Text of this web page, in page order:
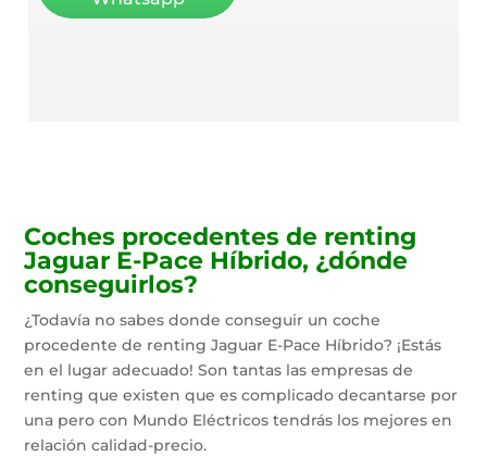
Coches procedentes de renting
Jaguar E-Pace Híbrido, ¿dónde
conseguirlos?
¿Todavía no sabes donde conseguir un coche
procedente de renting Jaguar E-Pace Híbrido? ¡Estás
en el lugar adecuado! Son tantas las empresas de
renting que existen que es complicado decantarse por
una pero con Mundo Eléctricos tendrás los mejores en
relación calidad-precio.